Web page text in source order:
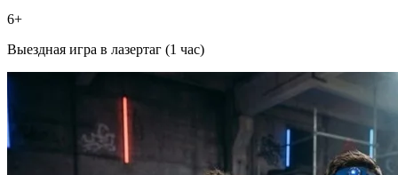
6+
Выездная игра в лазертаг (1 час)